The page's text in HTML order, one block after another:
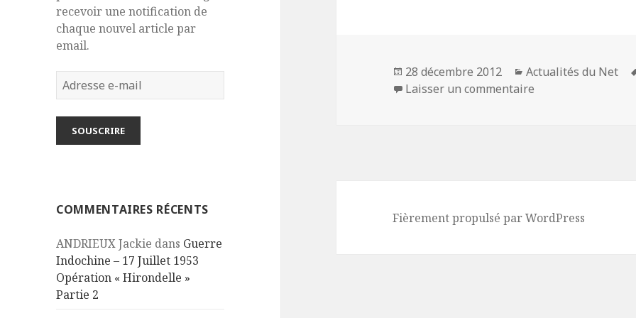
recevoir une notification de
chaque nouvel article par
email.
Adresse
e-
mail
SOUSCRIRE
COMMENTAIRES RÉCENTS
ANDRIEUX Jackie dans Guerre
Indochine – 17 Juillet 1953
Opération « Hirondelle »
Partie 2
Publié
le
28 décembre 2012 Catégories
Actualités du Net
Laisser un commentaire
Fièrement propulsé par WordPress